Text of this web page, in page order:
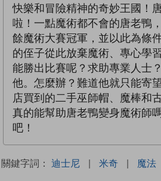
快樂和冒險精神的奇妙王國！
啦！一點魔術都不會的唐老鴨
餘魔術大賽冠軍，並以此為條
的侄子從此放棄魔術、專心學
能勝出比賽呢？求助專業人士
他。怎麼辦？難道他就只能寄
店買到的二手巫師帽、魔棒和
真的能幫助唐老鴨變身魔術師
吧！
關鍵字詞： 迪士尼 | 米奇 | 魔法